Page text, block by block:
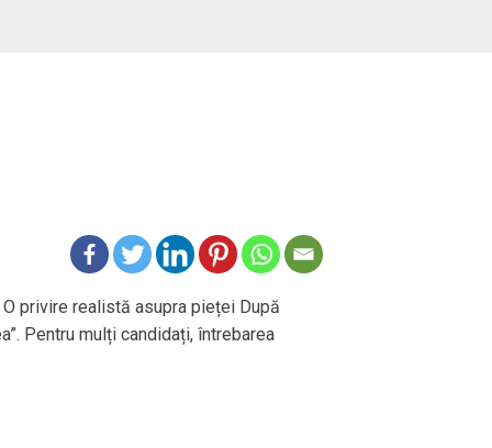
privire realistă asupra pieței După
Pentru mulți candidați, întrebarea